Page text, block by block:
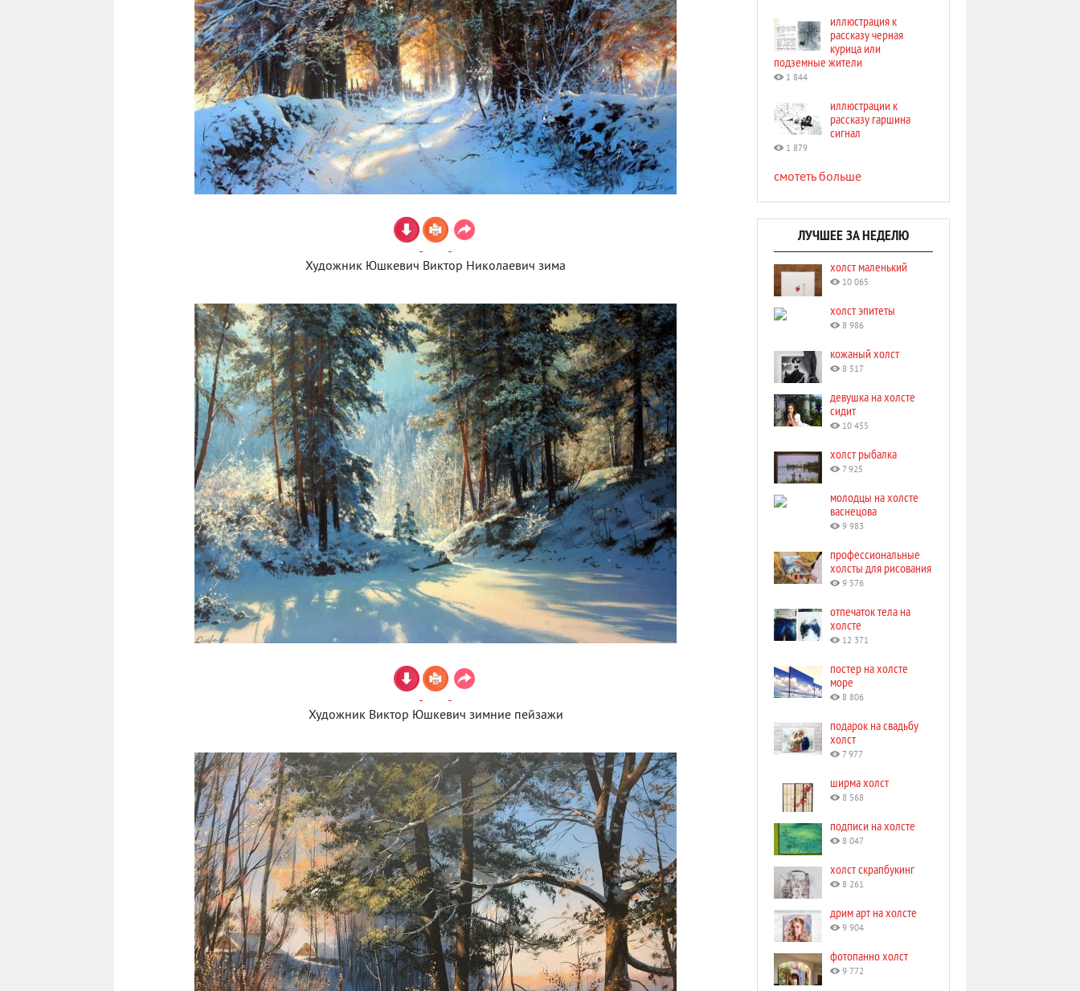
Художник Юшкевич Виктор Николаевич зима
Художник Виктор Юшкевич зимние пейзажи
иллюстрация к
рассказу черная
курица или
подземные жители
1 844
иллюстрации к
рассказу гаршина
сигнал
1 879
смотеть больше
ЛУЧШЕЕ ЗА НЕДЕЛЮ
холст маленький
10 065
холст эпитеты
8 986
кожаный холст
8 517
девушка на холсте
сидит
10 455
холст рыбалка
7 925
молодцы на холсте
васнецова
9 983
профессиональные
холсты для рисования
9 576
отпечаток тела на
холсте
12 371
постер на холсте
море
8 806
подарок на свадьбу
холст
7 977
ширма холст
8 568
подписи на холсте
8 047
холст скрапбукинг
8 261
дрим арт на холсте
9 904
фотопанно холст
9 772